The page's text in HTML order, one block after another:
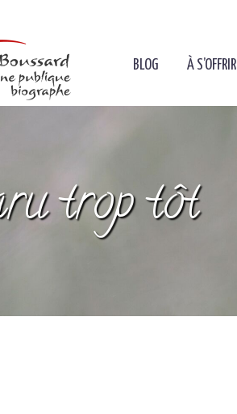
BLOG À S’OFFRIR
trop tôt